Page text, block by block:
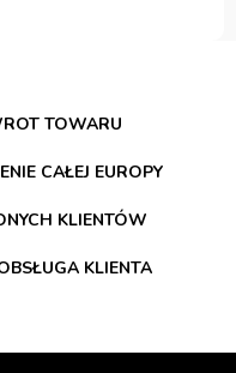
TOWARU
CAŁEJ EUROPY
KLIENTÓW
KLIENTA